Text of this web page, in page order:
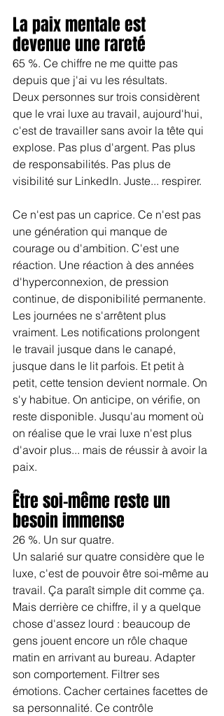
La paix mentale est
devenue une rareté
65 %. Ce chiffre ne me quitte pas
depuis que j'ai vu les résultats.
Deux personnes sur trois considèrent
que le vrai luxe au travail, aujourd'hui,
c'est de travailler sans avoir la tête qui
explose. Pas plus d'argent. Pas plus
de responsabilités. Pas plus de
visibilité sur LinkedIn. Juste... respirer.
Ce n'est pas un caprice. Ce n'est pas
une génération qui manque de
courage ou d'ambition. C'est une
réaction. Une réaction à des années
d'hyperconnexion, de pression
continue, de disponibilité permanente.
Les journées ne s'arrêtent plus
vraiment. Les notifications prolongent
le travail jusque dans le canapé,
jusque dans le lit parfois. Et petit à
petit, cette tension devient normale. On
s'y habitue. On anticipe, on vérifie, on
reste disponible. Jusqu'au moment où
on réalise que le vrai luxe n'est plus
d'avoir plus... mais de réussir à avoir la
paix.
Être soi-même reste un
besoin immense
26 %. Un sur quatre.
Un salarié sur quatre considère que le
luxe, c'est de pouvoir être soi-même au
travail. Ça paraît simple dit comme ça.
Mais derrière ce chiffre, il y a quelque
chose d'assez lourd : beaucoup de
gens jouent encore un rôle chaque
matin en arrivant au bureau. Adapter
son comportement. Filtrer ses
émotions. Cacher certaines facettes de
sa personnalité. Ce contrôle